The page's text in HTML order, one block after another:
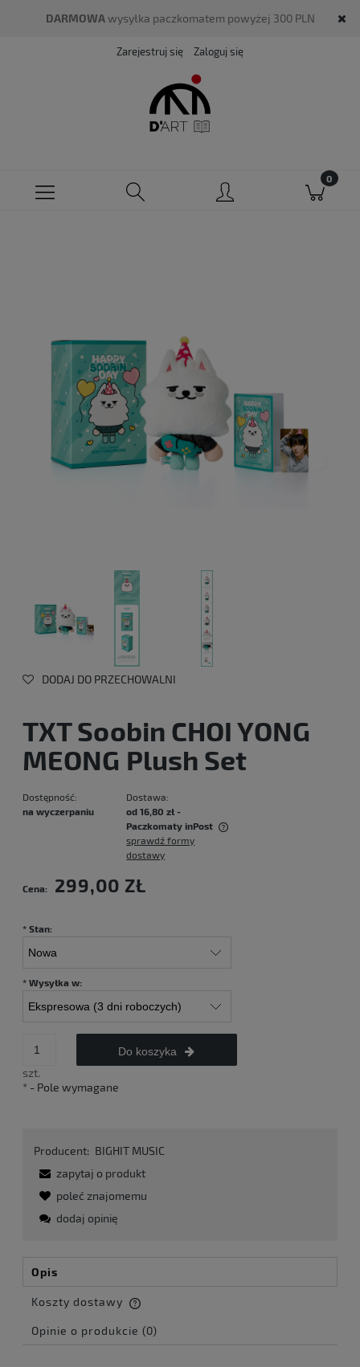
DARMOWAwysyłka paczkomatem powyżej 300 PLN
Zarejestruj się Zaloguj się
DODAJ DO PRZECHOWALNI
TXT Soobin CHOI YONG
MEONG Plush Set
Dostępność:
na wyczerpaniu
Dostawa:
od 16,80 zł -
Paczkomaty inPost
Cena nie zawiera ewentualnych kosztów płatności
sprawdź formy
dostawy
Cena: 299,00 ZŁ
* Stan:
* Wysyłka w:
szt.
Do koszyka
* - Pole wymagane
Producent: BIGHIT MUSIC
zapytaj o produkt
poleć znajomemu
dodaj opinię
Opis
Koszty dostawy
Cena nie zawiera ewentualnych kosztów płatności
Opinie o produkcie (0)